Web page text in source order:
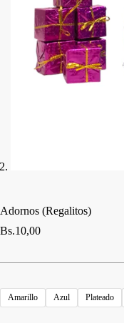
Adornos (Regalitos)
Bs.10,00
Amarillo Azul Plateado